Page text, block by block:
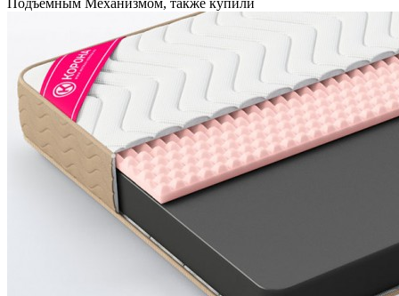
Подъемным Механизмом, также купили